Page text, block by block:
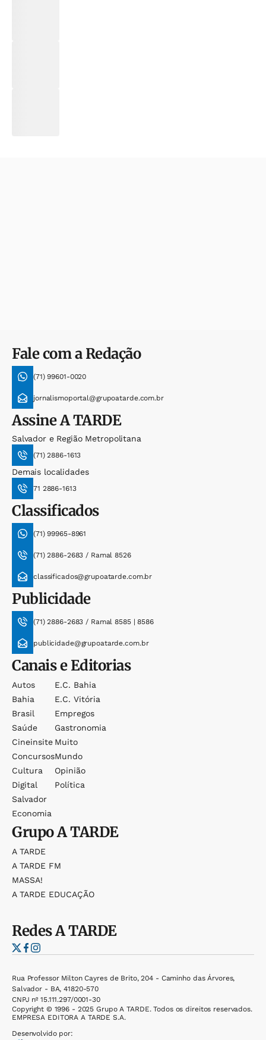
Fale com a Redação
(71) 99601-0020
jornalismoportal@grupoatarde.com.br
AssineA TARDE
Salvador e Região Metropolitana
(71) 2886-1613
Demais localidades
71 2886-1613
Classificados
(71) 99965-8961
(71) 2886-2683 / Ramal 8526
classificados@grupoatarde.com.br
Publicidade
(71) 2886-2683 / Ramal 8585 | 8586
publicidade@grupoatarde.com.br
Canais e Editorias
Autos
Bahia
Brasil
Saúde
Cineinsite
Concursos
Cultura
Digital
Salvador
Economia
E.c. Bahia
E.c. Vitória
Empregos
Gastronomia
Muito
Mundo
Opinião
Política
GrupoA TARDE
A TARDE
A TARDE FM
MASSA!
A TARDE EDUCAÇÃO
RedesA TARDE
Rua Professor Milton Cayres de Brito, 204 - Caminho das Árvores,
Salvador - BA, 41820-570
CNPJ nº 15.111.297/0001-30
Copyright © 1996 - 2025 Grupo A TARDE. Todos os direitos reservados.
EMPRESA EDITORA A TARDE S.A.
Desenvolvido por: